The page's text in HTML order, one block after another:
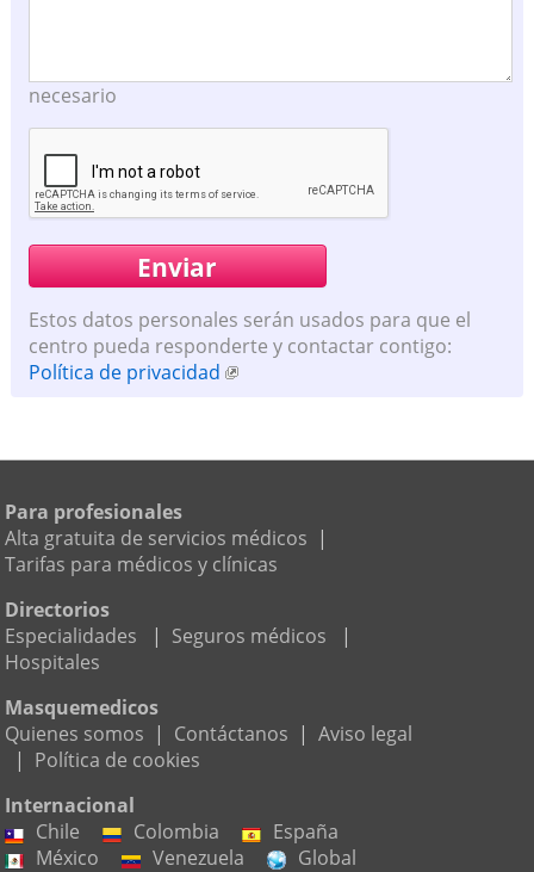
necesario
Estos datos personales serán usados para que el
centro pueda responderte y contactar contigo:
Política de privacidad
Para profesionales
Alta gratuita de servicios médicos |
Tarifas para médicos y clínicas
Directorios
Especialidades
| Seguros médicos
|
Hospitales
Masquemedicos
Quienes somos | Contáctanos | Aviso legal
| Política de cookies
Internacional
Chile
Colombia
España
México
Venezuela Global